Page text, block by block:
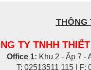
THÔNG
TY TNHH
Office 1: Khu 2 - Ấp 7 -
T: 02513511 115 | F: